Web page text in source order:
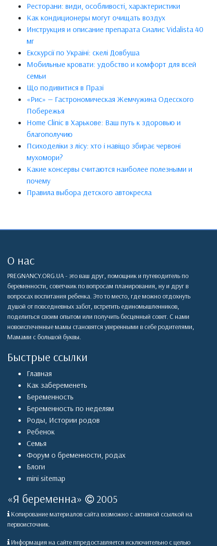
Ресторани: види, особливості, характеристики
Как кондиционеры могут очищать воздух
Инструкция и описание препарата Сиалис Vidalista 40
мг
Екскурсії по Україні: скелі Довбуша
Мобильные кровати: удобство и комфорт для всей
семьи
Що подивитися в Празі
«Рис» — Гастрономическая Жемчужина Одесского
Побережья
Home Clinic в Харькове: Ваш путь к здоровью и
благополучию
Психоделіки з лісу: хто і навіщо збирає червоні
мухомори?
Какие консервы считаются наиболее полезными и
почему
Правила выбора детского автокресла
О нас
PREGNANCY.ORG.UA - это ваш друг, помощник и путеводитель по
беременности, советчкик по вопросам планирования, ну и друг в
вопросах воспитания ребенка. Это то место, где можно отдохнуть
душой от повседневных забот, встретить единомышленников,
поделиться своим опытом или получить бесценный совет. С нами
новоиспеченные мамы становятся уверенными в себе родителями,
Мамами с большой буквы.
Быстрые ссылки
Главная
Как забеременеть
Беременность
Беременность по неделям
Роды Истории родов
Ребенок
Семья
Форум о бременности, родах
Блоги
mini sitemap
«Я беременна» 2005
Копирование материалов сайта возможно с активной ссылкой на
первоисточник.
Информация на сайте ппредоставляется исключительно с целью